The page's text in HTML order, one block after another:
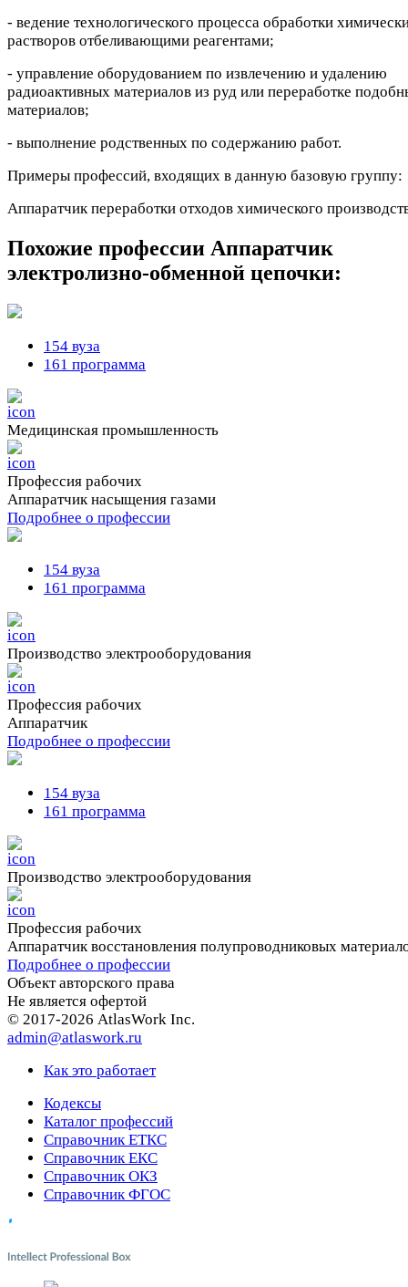
- ведение технологического процесса обработки
растворов отбеливающими реагентами;
- управление оборудованием по извлечению и удалению
радиоактивных материалов из руд или переработке
материалов;
- выполнение родственных по содержанию работ.
Примеры профессий, входящих в данную базовую группу:
Аппаратчик переработки отходов химического
Похожие профессии Аппаратчик
электролизно-обменной цепочки:
154 вуза
161 программа
Медицинская промышленность
Профессия рабочих
Аппаратчик насыщения газами
Подробнее о профессии
154 вуза
161 программа
Производство электрооборудования
Профессия рабочих
Аппаратчик
Подробнее о профессии
154 вуза
161 программа
Производство электрооборудования
Профессия рабочих
Аппаратчик восстановления полупроводниковых
Подробнее о профессии
Объект авторского права
Не является офертой
© 2017-2026 AtlasWork Inc.
admin@atlaswork.ru
Как это работает
Кодексы
Каталог профессий
Справочник ЕТКС
Справочник ЕКС
Справочник ОКЗ
Справочник ФГОС